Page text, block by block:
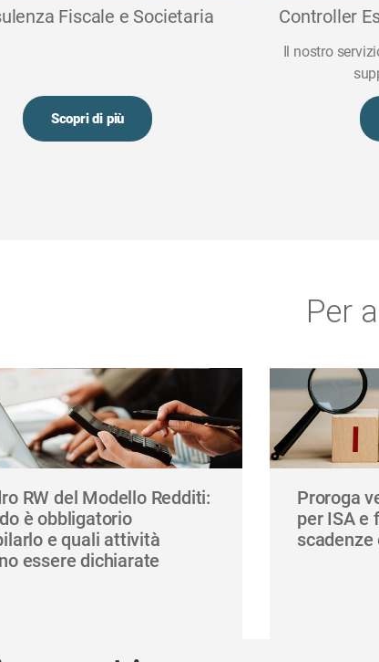
Fiscale e Societaria
Scopri di più
Controller
Il nostro
Per
RW del Modello Redditi:
è obbligatorio
e quali attività
essere dichiarate
Proroga
per ISA e